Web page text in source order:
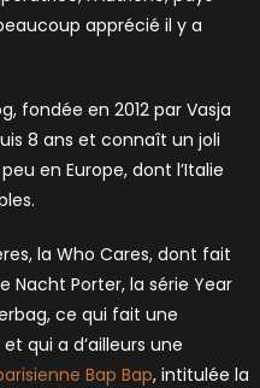
apprécié il y a
fondée en 2012 par Vasja
8 ans et connaît un joli
en Europe, dont l’Italie
la Who Cares, dont fait
Nacht Porter, la série Year
ce qui fait une
qui a d’ailleurs une
Bap Bap, intitulée la